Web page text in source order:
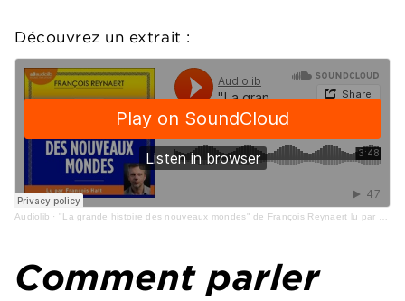
Découvrez un extrait :
Audiolib · "La grande histoire des nouveaux mondes" de François Reynaert lu par François Hatt
Comment parler